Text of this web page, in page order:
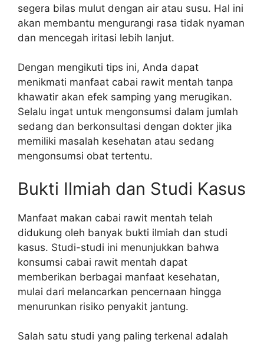
segera bilas mulut dengan air atau susu. Hal ini
akan membantu mengurangi rasa tidak nyaman
dan mencegah iritasi lebih lanjut.
Dengan mengikuti tips ini, Anda dapat
menikmati manfaat cabai rawit mentah tanpa
khawatir akan efek samping yang merugikan.
Selalu ingat untuk mengonsumsi dalam jumlah
sedang dan berkonsultasi dengan dokter jika
memiliki masalah kesehatan atau sedang
mengonsumsi obat tertentu.
Bukti Ilmiah dan Studi Kasus
Manfaat makan cabai rawit mentah telah
didukung oleh banyak bukti ilmiah dan studi
kasus. Studi-studi ini menunjukkan bahwa
konsumsi cabai rawit mentah dapat
memberikan berbagai manfaat kesehatan,
mulai dari melancarkan pencernaan hingga
menurunkan risiko penyakit jantung.
Salah satu studi yang paling terkenal adalah